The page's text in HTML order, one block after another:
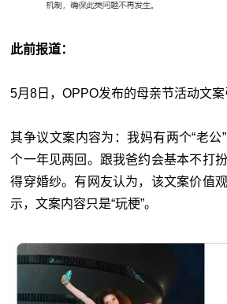
此前报道：
5月8日，OPPO发布的母亲节活动文案
其争议文案内容为：我妈有两个“老公
个一年见两回。跟我爸约会基本不打
得穿婚纱。有网友认为，该文案价值
示，文案内容只是“玩梗”。